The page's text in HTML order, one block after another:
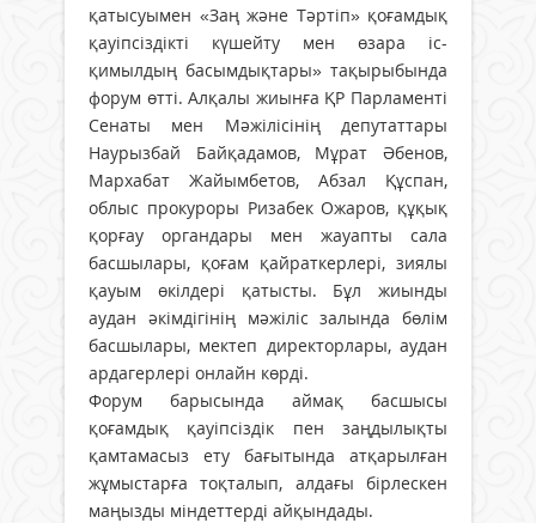
қатысуымен «Заң және Тәртіп» қоғамдық
қауіпсіздікті күшейту мен өзара іс-
қимылдың басымдықтары» тақырыбында
форум өтті. Алқалы жиынға ҚР Парламенті
Сенаты мен Мәжілісінің депутаттары
Наурызбай Байқадамов, Мұрат Әбенов,
Мархабат Жайымбетов, Абзал Құспан,
облыс прокуроры Ризабек Ожаров, құқық
қорғау органдары мен жауапты сала
басшылары, қоғам қайраткерлері, зиялы
қауым өкілдері қатысты. Бұл жиынды
аудан әкімдігінің мәжіліс залында бөлім
басшылары, мектеп директорлары, аудан
ардагерлері онлайн көрді.
Форум барысында аймақ басшысы
қоғамдық қауіпсіздік пен заңдылықты
қамтамасыз ету бағытында атқарылған
жұмыстарға тоқталып, алдағы бірлескен
маңызды міндеттерді айқындады.